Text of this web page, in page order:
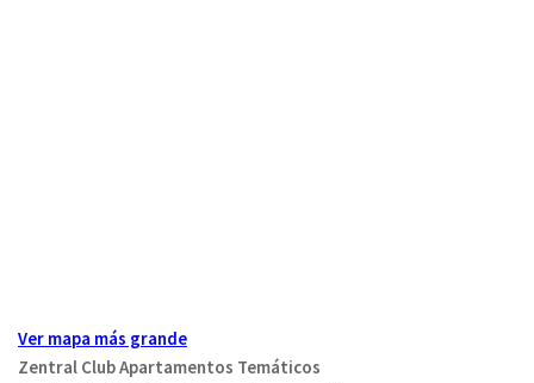
Ver mapa más grande
Zentral Club Apartamentos Temáticos